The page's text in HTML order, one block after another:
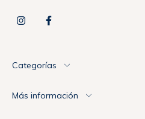
Categorías
Más información